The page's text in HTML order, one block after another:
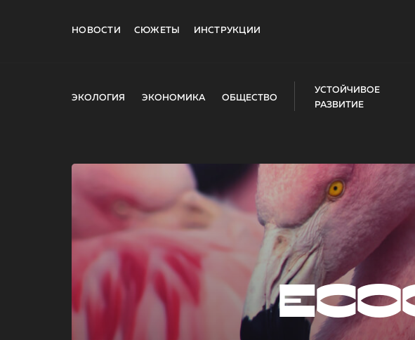
НОВОСТИ СЮЖЕТЫ ИНСТРУКЦИИ
ЭКОЛОГИЯ ЭКОНОМИКА ОБЩЕСТВО
УСТОЙЧИВОЕ
РАЗВИТИЕ